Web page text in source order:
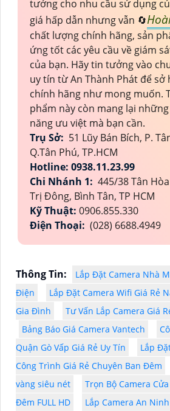
tưởng cho nhu cầu sử dụng
giá hấp dẫn nhưng vẫn 🔄
chất lượng chính hãng, sản
ứng tốt các yêu cầu về giám
của bạn. Hãy tin tưởng vào
uy tín từ An Thành Phát để sở
chính hãng như mong muốn.
phẩm này còn mang lại
năng ưu việt mà bạn cần.
Trụ Sở: 51 Lũy Bán Bích, P.
Q.Tân Phú, TP.HCM
Hotline: 0938.11.23.99
Chi Nhánh 1: 445/38 Tân
Trị Đông, Bình Tân, TP HCM
Kỹ Thuật: 0906.855.330
Điện Thoại: (028) 6688.4949
Thông Tin:
Lắp Đặt Camera Nhà
Điện
Lắp Đặt Camera Wifi Giá Rẻ
Gia Đình
Tư Vấn Lắp Camera Giá
Bảng Báo Giá Camera Vantech
Quận Gò Vấp Giá Rẻ Uy Tín
Lắp
Công Trình Giá Rẻ Chuyên Ban Đêm
vàng siêu nét
Trọn Bộ Camera
Đêm FULL HD
Lắp Camera An